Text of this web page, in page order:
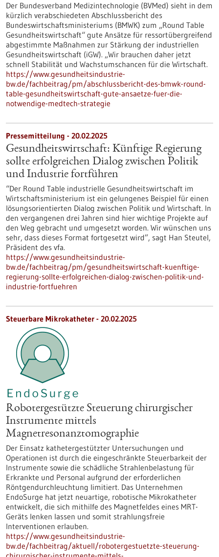
Der Bundesverband Medizintechnologie (BVMed) sieht in dem
kürzlich verabschiedeten Abschlussbericht des
Bundeswirtschaftsministeriums (BMWK) zum „Round Table
Gesundheitswirtschaft“ gute Ansätze für ressortübergreifend
abgestimmte Maßnahmen zur Stärkung der industriellen
Gesundheitswirtschaft (iGW). „Wir brauchen daher jetzt
schnell Stabilität und Wachstumschancen für die Wirtschaft.
https://www.gesundheitsindustrie-
bw.de/fachbeitrag/pm/abschlussbericht-des-bmwk-round-
table-gesundheitswirtschaft-gute-ansaetze-fuer-die-
notwendige-medtech-strategie
Pressemitteilung - 20.02.2025
Gesundheitswirtschaft: Künftige Regierung
sollte erfolgreichen Dialog zwischen Politik
und Industrie fortführen
“Der Round Table industrielle Gesundheitswirtschaft im
Wirtschaftsministerium ist ein gelungenes Beispiel für einen
lösungsorientierten Dialog zwischen Politik und Wirtschaft. In
den vergangenen drei Jahren sind hier wichtige Projekte auf
den Weg gebracht und umgesetzt worden. Wir wünschen uns
sehr, dass dieses Format fortgesetzt wird”, sagt Han Steutel,
Präsident des vfa.
https://www.gesundheitsindustrie-
bw.de/fachbeitrag/pm/gesundheitswirtschaft-kuenftige-
regierung-sollte-erfolgreichen-dialog-zwischen-politik-und-
industrie-fortfuehren
Steuerbare Mikrokatheter - 20.02.2025
Robotergestützte Steuerung chirurgischer
Instrumente mittels
Magnetresonanztomographie
Der Einsatz kathetergestützter Untersuchungen und
Operationen ist durch die eingeschränkte Steuerbarkeit der
Instrumente sowie die schädliche Strahlenbelastung für
Erkrankte und Personal aufgrund der erforderlichen
Röntgen­durchleuchtung limitiert. Das Unternehmen
EndoSurge hat jetzt neuartige, robotische Mikrokatheter
entwickelt, die sich mithilfe des Magnetfeldes eines MRT-
Geräts lenken lassen und somit strahlungsfreie
Interventionen erlauben.
https://www.gesundheitsindustrie-
bw.de/fachbeitrag/aktuell/robotergestuetzte-steuerung-